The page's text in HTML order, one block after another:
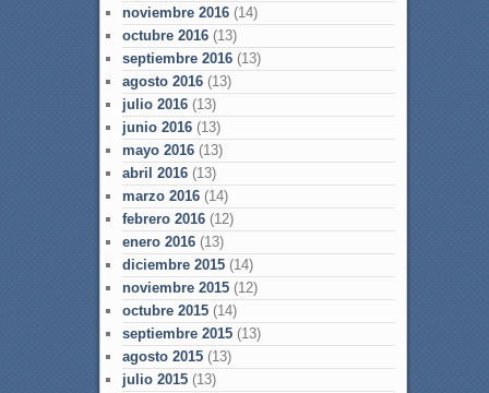
noviembre 2016(14)
octubre 2016(13)
septiembre 2016(13)
agosto 2016(13)
julio 2016(13)
junio 2016(13)
mayo 2016(13)
abril 2016(13)
marzo 2016(14)
febrero 2016(12)
enero 2016(13)
diciembre 2015(14)
noviembre 2015(12)
octubre 2015(14)
septiembre 2015(13)
agosto 2015(13)
julio 2015(13)